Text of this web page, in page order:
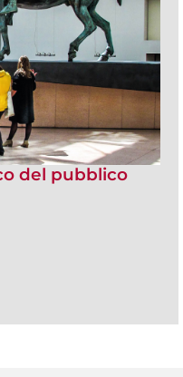
del pubblico